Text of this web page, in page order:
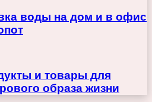
воды на дом и в офис
и товары для
образа жизни